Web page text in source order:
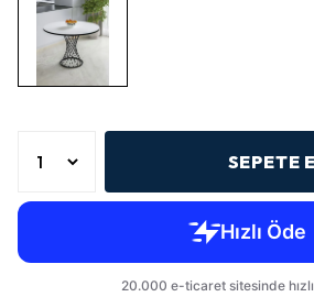
SEPETE